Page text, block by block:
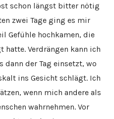
schon längst bitter nötig
zwei Tage ging es mir
Gefühle hochkamen, die
hatte. Verdrängen kann ich
der Tag einsetzt, wo
ins Gesicht schlägt. Ich
wenn mich andere als
wahrnehmen. Vor